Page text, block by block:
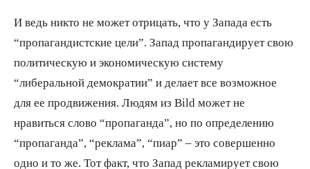
И ведь никто не может отрицать, что у Запада есть
“пропагандистские цели”. Запад пропагандирует свою
политическую и экономическую систему
“либеральной демократии” и делает все возможное
для ее продвижения. Людям из Bild может не
нравиться слово “пропаганда”, но по определению
“пропаганда”, “реклама”, “пиар” – это совершенно
одно и то же. Тот факт, что Запад рекламирует свою